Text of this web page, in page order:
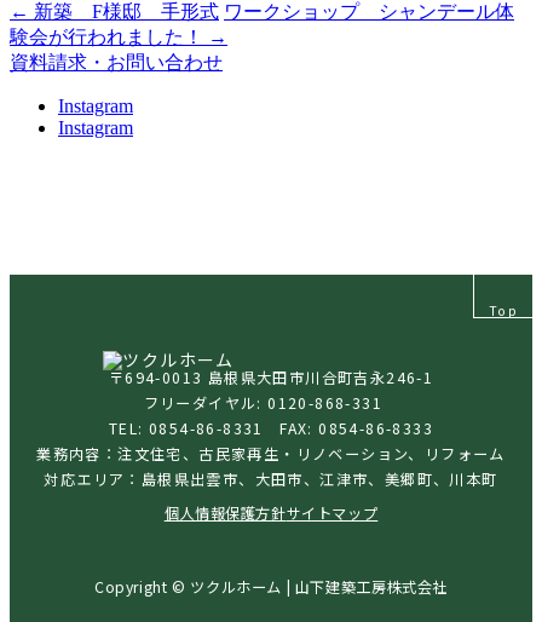
← 新築 F様邸 手形式 ワークショップ シャンデール体
験会が行われました！
→
資料請求・お問い合わせ
Instagram
Instagram
Top
〒694-0013 島根県大田市川合町吉永246-1
フリーダイヤル: 0120-868-331
TEL: 0854-86-8331 FAX: 0854-86-8333
業務内容：注文住宅、古民家再生・リノベーション、リフォーム
対応エリア：島根県出雲市、大田市、江津市、美郷町、川本町
個人情報保護方針サイトマップ
Copyright © ツクルホーム | 山下建築工房株式会社